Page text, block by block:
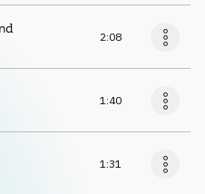
2:08
1:40
1:31